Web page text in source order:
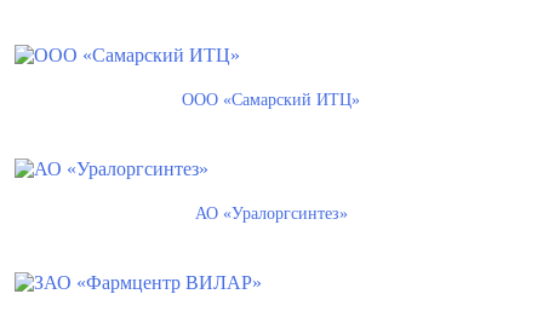
ООО «Самарский ИТЦ»
АО «Уралоргсинтез»